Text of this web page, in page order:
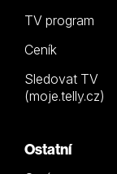
TV program
Ceník
Sledovat TV
(moje.telly.cz)
Ostatní